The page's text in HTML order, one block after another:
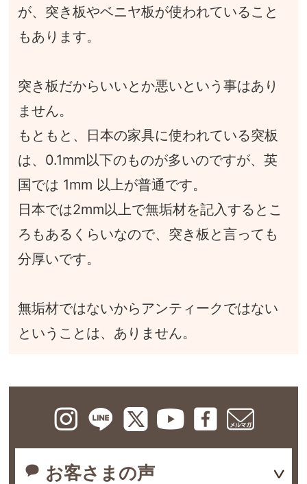
が、突き板やベニヤ板が使われていること
もあります。
突き板だからいいとか悪いという事はあり
ません。
もともと、日本の家具に使われている突板
は、0.1mm以下のものが多いのですが、英
国では 1mm 以上が普通です。
日本では2mm以上で無垢材を記入するとこ
ろもあるくらいなので、突き板と言っても
分厚いです。
無垢材ではないからアンティークではない
ということは、ありません。
お客さまの声